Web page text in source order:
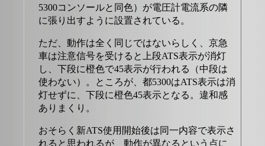
5300コンソールと同色）が電圧計電流系の隣
に張り出すように設置されている。
ただ、動作は全く同じではないらしく、京急
車は注意信号を受けると上段ATS表示が消灯
し、下段に橙色で45表示が行われる（中段は
使わない）。ところが、都5300はATS表示は消
灯せずに、下段に橙色45表示となる。違和感
ありまくり。
おそらく新ATS使用開始後は同一内容で表示さ
れると思われるが、動作が異なるという点に